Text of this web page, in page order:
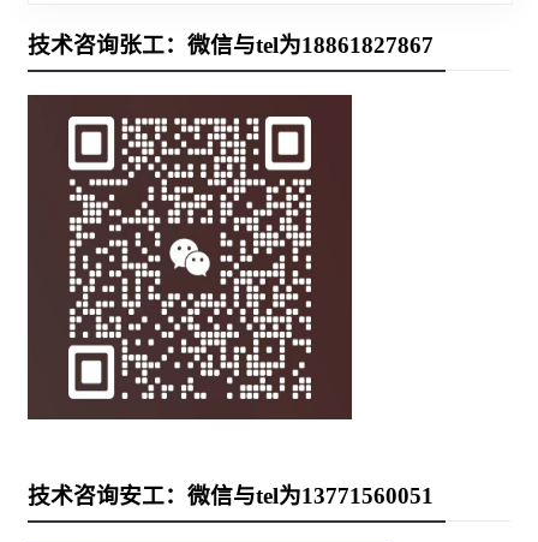
技术咨询张工：微信与tel为18861827867
技术咨询安工：微信与tel为13771560051